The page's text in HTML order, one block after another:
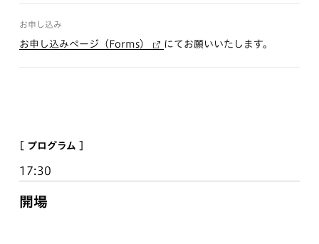
お申し込み
お申し込みページ（Forms） にてお願いいたします。
[ プログラム ]
17:30
開場